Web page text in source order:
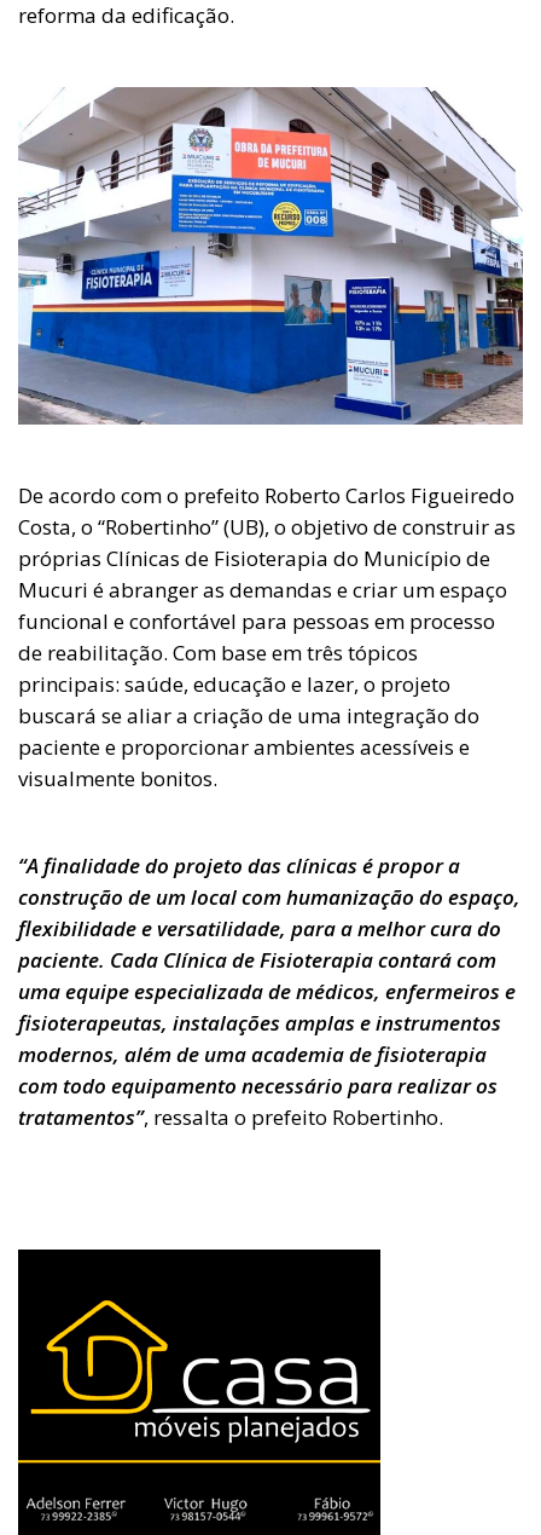
reforma da edificação.
De acordo com o prefeito Roberto Carlos Figueiredo
Costa, o “Robertinho” (UB), o objetivo de construir as
próprias Clínicas de Fisioterapia do Município de
Mucuri é abranger as demandas e criar um espaço
funcional e confortável para pessoas em processo
de reabilitação. Com base em três tópicos
principais: saúde, educação e lazer, o projeto
buscará se aliar a criação de uma integração do
paciente e proporcionar ambientes acessíveis e
visualmente bonitos.
“A finalidade do projeto das clínicas é propor a
construção de um local com humanização do espaço,
flexibilidade e versatilidade, para a melhor cura do
paciente. Cada Clínica de Fisioterapia contará com
uma equipe especializada de médicos, enfermeiros e
fisioterapeutas, instalações amplas e instrumentos
modernos, além de uma academia de fisioterapia
com todo equipamento necessário para realizar os
tratamentos”, ressalta o prefeito Robertinho.